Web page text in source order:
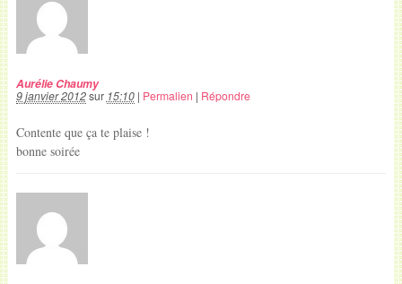
Aurélie Chaumy
9 janvier 2012sur 15:10| Permalien | Répondre
Contente que ça te plaise !
bonne soirée